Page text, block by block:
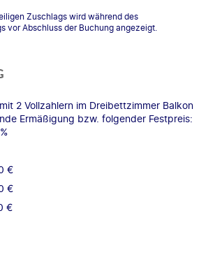
Zuschlags wird während des
vor Abschluss der Buchung angezeigt.
2 Vollzahlern im Dreibettzimmer Balkon
Ermäßigung bzw. folgender Festpreis:
€
€
€